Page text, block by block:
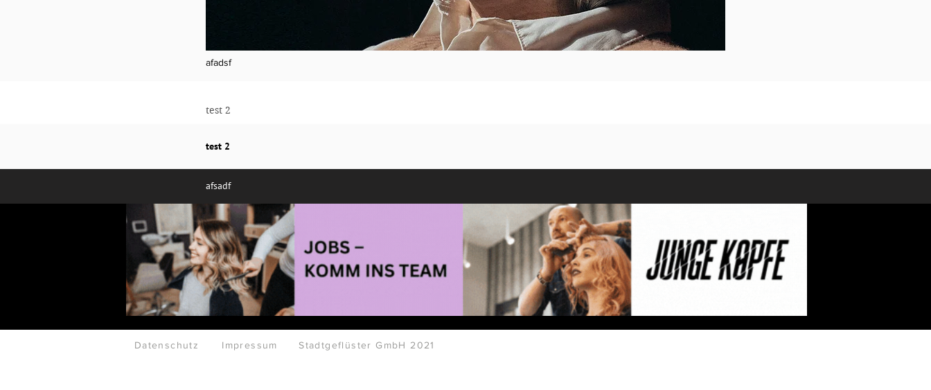
afadsf
test 2
test 2
afsadf
Datenschutz Impressum Stadtgeflüster GmbH 2021